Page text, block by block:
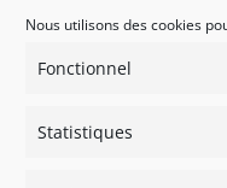
Nous utilisons des cookies
Fonctionnel
Statistiques
Respect
Engagement